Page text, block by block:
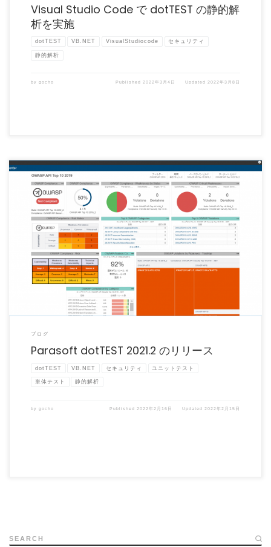
Visual Studio Code で dotTEST の静的解
析を実施
dotTEST VB.NET VisualStudiocode セキュリティ
静的解析
by gocho Published 2022年3月4日 Updated 2022年3月8日
Parasoft dotTEST 2021.2 がリリースされました。 Parasoft dotTE […]
ブログ
Parasoft dotTEST 2021.2 のリリース
dotTEST VB.NET セキュリティ ユニットテスト
単体テスト 静的解析
by gocho Published 2022年2月16日 Updated 2022年2月15日
SEARCH